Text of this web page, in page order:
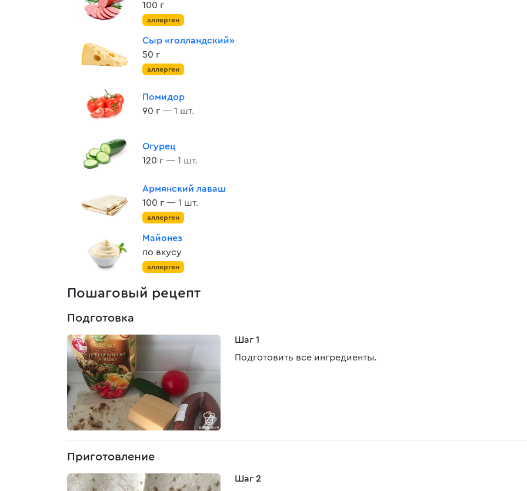
100 г
аллерген
Сыр «голландский»
50 г
аллерген
Помидор
90 г — 1 шт.
Огурец
120 г — 1 шт.
Армянский лаваш
100 г — 1 шт.
аллерген
Майонез
по вкусу
аллерген
Пошаговый рецепт
Подготовка
Шаг 1
Подготовить все ингредиенты.
Приготовление
Шаг 2